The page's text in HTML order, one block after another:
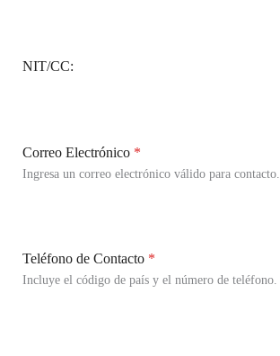
NIT/CC:
Correo Electrónico *
Ingresa un correo electrónico válido para contacto.
Teléfono de Contacto *
Incluye el código de país y el número de teléfono.